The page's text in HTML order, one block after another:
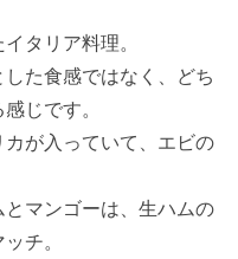
タリア料理。
た食感ではなく、どち
じです。
が入っていて、エビの
マンゴーは、生ハムの
チ。